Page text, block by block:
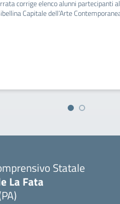
corrige elenco alunni partecipanti
Capitale dell’Arte
Statale
La Fata